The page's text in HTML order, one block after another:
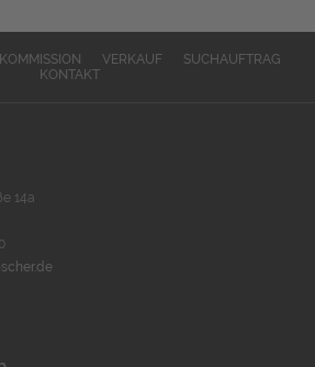
VERKAUF
SUCHAUFTRAG
KONTAKT
14a